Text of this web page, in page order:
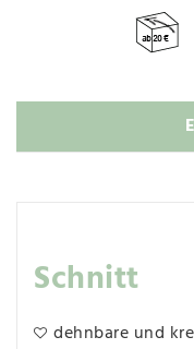
Schnitt
dehnbare und